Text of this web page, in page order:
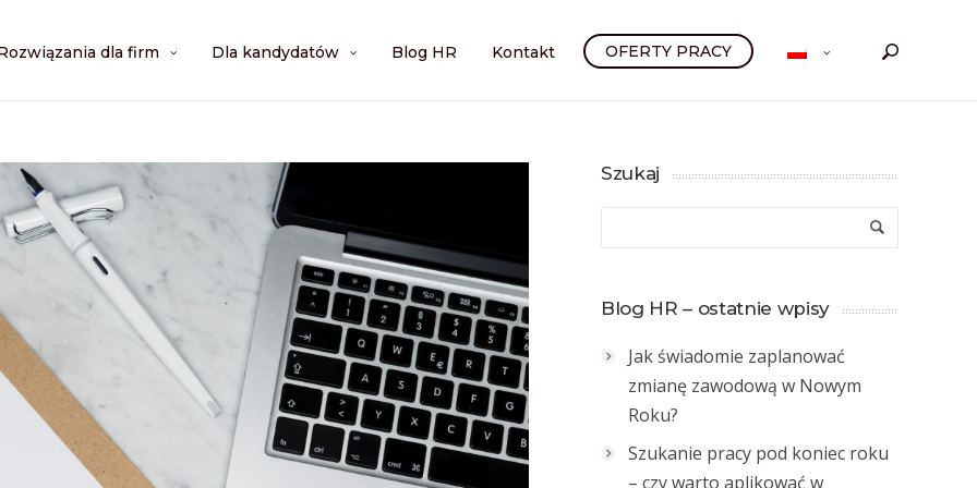
dla firm Dla kandydatów Blog HR Kontakt OFERTY PRACY
Szukaj
Blog HR – ostatnie wpisy
Jak świadomie zaplanować
zmianę zawodową w Nowym
Roku?
Szukanie pracy pod koniec roku
– czy warto aplikować w